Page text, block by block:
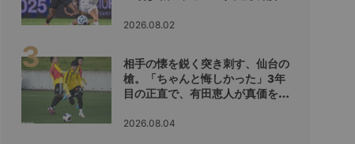
2026.08.02
相手の懐を鋭く突き刺す、仙台の
槍。「ちゃんと悔しかった」3年
目の正直で、有田恵人が真価を示
2026.08.04